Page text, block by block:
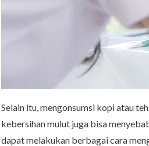
Selain itu, mengonsumsi kopi atau
kebersihan mulut juga bisa
dapat melakukan berbagai cara